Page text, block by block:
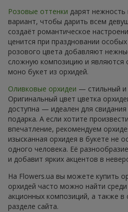
Розовые оттенки дарят
вариант, чтобы дарить всем
создаёт романтическое
ценится при праздновании
розового цвета добавляют
сложную композицию и являются
моно букет из орхидей.
Оливковые орхидеи — стильный
Оригинальный цвет цветка
доступна — идеален для
подарка. А если хотите
впечатление, рекомендуем
изысканная орхидея в букете не
одного человека. Её
и добавит ярких акцентов в
На Flowers.ua вы можете купить
орхидей часто можно найти
акционных композиций, а также
разделе сайта.